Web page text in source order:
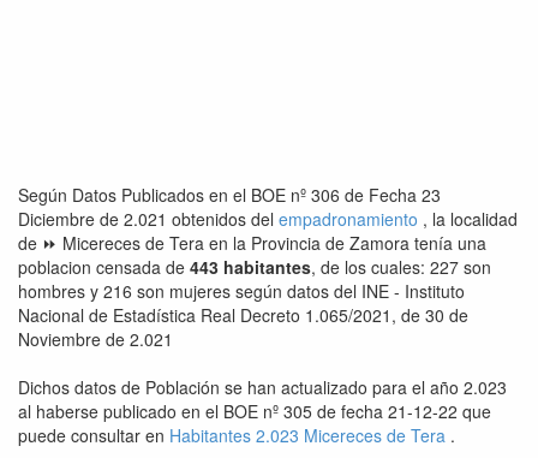
Según Datos Publicados en el BOE nº 306 de Fecha 23
Diciembre de 2.021 obtenidos del empadronamiento , la localidad
de ⏩ Micereces de Tera en la Provincia de Zamora tenía una
poblacion censada de 443 habitantes, de los cuales: 227 son
hombres y 216 son mujeres según datos del INE - Instituto
Nacional de Estadística Real Decreto 1.065/2021, de 30 de
Noviembre de 2.021
Dichos datos de Población se han actualizado para el año 2.023
al haberse publicado en el BOE nº 305 de fecha 21-12-22 que
puede consultar en Habitantes 2.023 Micereces de Tera .